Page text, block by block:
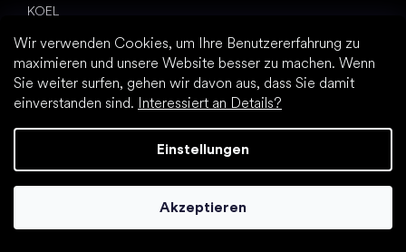
Wir verwenden Cookies, um Ihre Benutzererfahrung zu
maximieren und unsere Website besser zu machen. Wenn
Sie weiter surfen, gehen wir davon aus, dass Sie damit
einverstanden sind. Interessiert an Details?
Einstellungen
Akzeptieren
KOEL
Artikel
Hallux valgus (Ballenzeh)
Fersensporn
Plattfuß
Flache Laufsohle vs. Absatzschuhe
Fußbewegung: barfuß vs. (Barfuß)Schuhe
Praktische Tipps zur richtigen Fußhygiene